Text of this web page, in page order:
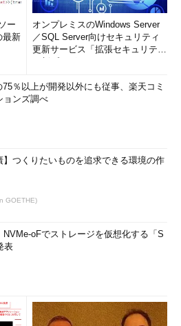
ー
最新
オンプレミスのWindows Server
／SQL Server向けセキュリティ
更新サービス「拡張セキュリティ
75％以上が開発以外にも従事、楽天コミ
ョンズ調べ
】つくりたいものを追求できる環境の作
GOETHE)
NVMe-oFでストレージを仮想化する「S
表